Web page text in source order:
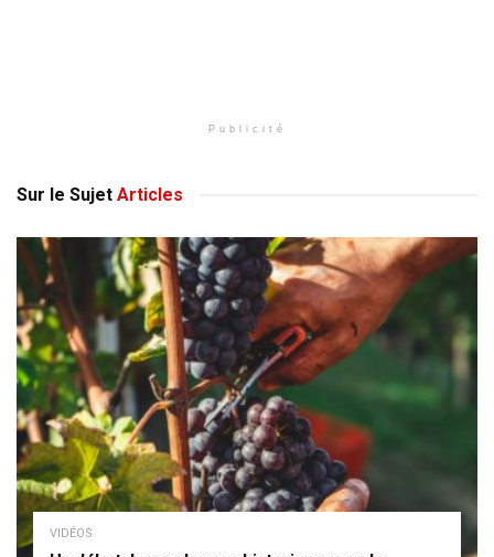
Publicité
Sur le Sujet Articles
VIDÉOS